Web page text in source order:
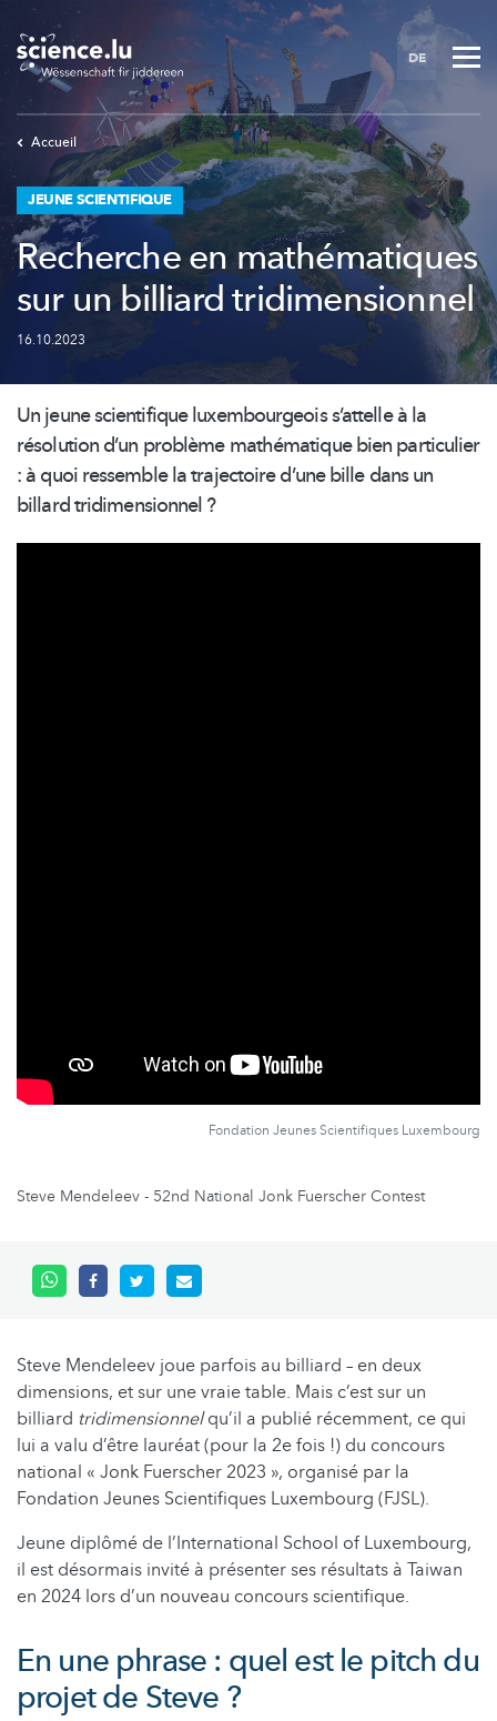
to
main
content
DE
Accueil
JEUNE SCIENTIFIQUE
Recherche en mathématiques
sur un billiard tridimensionnel
16.10.2023
Un jeune scientifiqueluxembourgeoiss’attelle à la
résolution d’un problème mathématique bien particulier
: à quoi ressemble la trajectoire d’une bille dans un
billardtridimensionnel ?
Fondation Jeunes Scientifiques Luxembourg
Steve Mendeleev - 52nd National Jonk Fuerscher Contest
Steve Mendeleev joue parfois au billiard – en deux
dimensions, et sur une vraie table. Mais c’est sur un
billiard tridimensionnelqu’il a publié récemment, ce qui
lui a valu d’être lauréat (pour la 2e fois !) du concours
national « Jonk Fuerscher 2023 », organisé par la
Fondation Jeunes Scientifiques Luxembourg (FJSL).
Jeune diplômé de l’International School of Luxembourg,
il est désormais invité à présenter ses résultats à Taiwan
en 2024 lors d’un nouveau concours scientifique.
En une phrase : quel est le pitch du
projet de Steve ?